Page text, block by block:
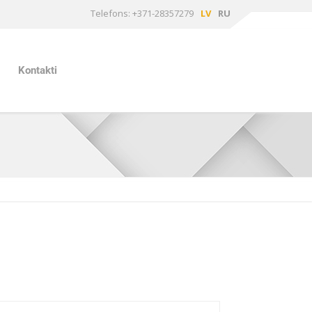
Telefons: +371-28357279 LV RU
Kontakti